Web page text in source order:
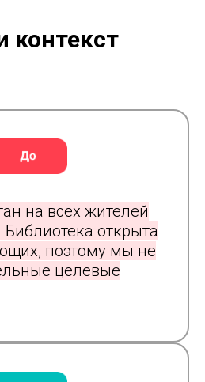
контекст
на всех жителей
открыта
поэтому мы не
целевые